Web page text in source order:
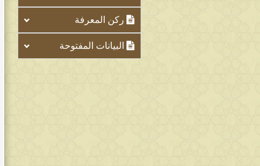
ركن المعرفة
البيانات المفتوحة